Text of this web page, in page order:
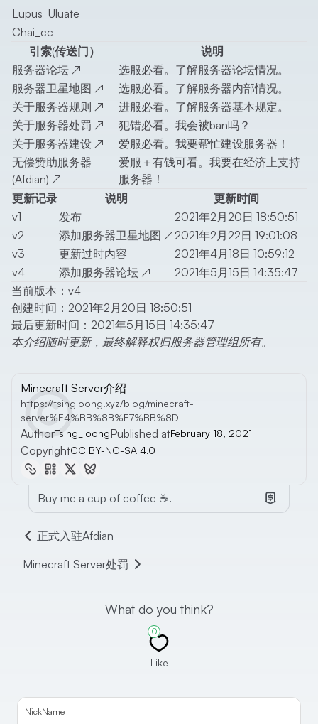
Lupus_Uluate
Chai_cc
引索(传送门）
说明
服务器论坛 ↗
选服必看。了解服务器论坛情况。
服务器卫星地图 ↗
选服必看。了解服务器内部情况。
关于服务器规则 ↗
进服必看。了解服务器基本规定。
关于服务器处罚 ↗
犯错必看。我会被ban吗？
关于服务器建设 ↗
爱服必看。我要帮忙建设服务器！
无偿赞助服务器
(Afdian) ↗
爱服＋有钱可看。我要在经济上支持
服务器！
更新记录
说明
更新时间
v1
发布
2021年2月20日 18:50:51
v2
添加服务器卫星地图 ↗2021年2月22日 19:01:08
v3
更新过时内容
2021年4月18日 10:59:12
v4
添加服务器论坛 ↗
2021年5月15日 14:35:47
当前版本：v4
创建时间：2021年2月20日 18:50:51
最后更新时间：2021年5月15日 14:35:47
本介绍随时更新，最终解释权归服务器管理组所有。
Minecraft Server介绍
https://tsingloong.xyz/blog/minecraft-
server%E4%BB%8B%E7%BB%8D
AuthorTsing_loongPublished atFebruary 18, 2021
CopyrightCC BY-NC-SA 4.0
Buy me a cup of coffee ☕.
正式入驻Afdian
Minecraft Server处罚
What do you think?
0
Like
NickName